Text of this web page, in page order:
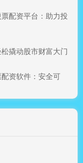
配资平台：助力投
撬动股市财富大门
资软件：安全可